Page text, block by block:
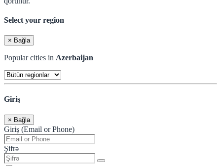
Select your region
× Bağla
Popular cities in Azerbaijan
Giriş
× Bağla
Giriş (Email or Phone)
Şifrə